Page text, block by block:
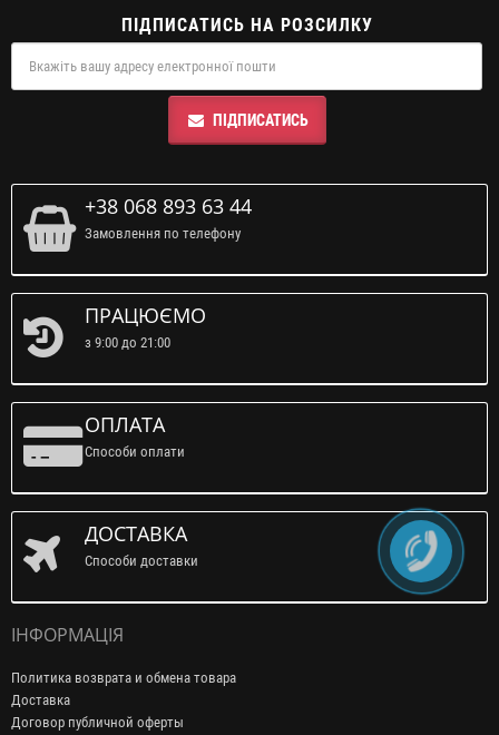
ПІДПИСАТИСЬ НА РОЗСИЛКУ
ПІДПИСАТИСЬ
+38 068 893 63 44
Замовлення по телефону
ПРАЦЮЄМО
з 9:00 до 21:00
ОПЛАТА
Способи оплати
ДОСТАВКА
Способи доставки
ІНФОРМАЦІЯ
Политика возврата и обмена товара
Доставка
Договор публичной оферты